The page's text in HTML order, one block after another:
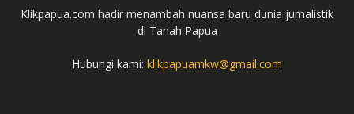
Klikpapua.com hadir menambah nuansa baru dunia jurnalistik
di Tanah Papua
Hubungi kami: klikpapuamkw@gmail.com